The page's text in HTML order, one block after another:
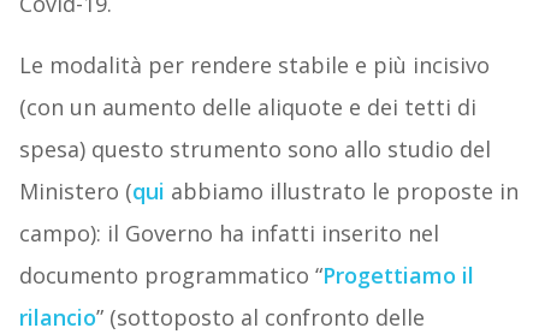
Le modalità per rendere stabile e più incisivo
(con un aumento delle aliquote e dei tetti di
spesa) questo strumento sono allo studio del
Ministero (qui abbiamo illustrato le proposte in
campo): il Governo ha infatti inserito nel
documento programmatico “Progettiamo il
rilancio” (sottoposto al confronto delle